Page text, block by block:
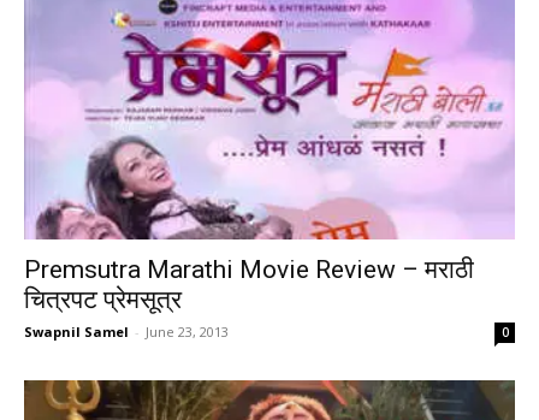
Premsutra Marathi Movie Review – मराठी
चित्रपट प्रेमसूत्र
Swapnil Samel - June 23, 2013 0